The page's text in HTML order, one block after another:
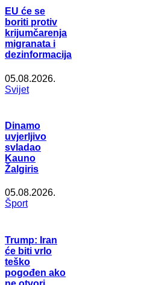
EU će se
boriti protiv
krijumčarenja
migranata i
dezinformacija
05.08.2026.
Svijet
Dinamo
uvjerljivo
svladao
Kauno
Žalgiris
05.08.2026.
Šport
Trump: Iran
će biti vrlo
teško
pogođen ako